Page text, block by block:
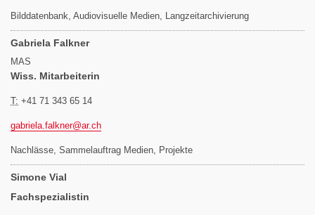
Bilddatenbank, Audiovisuelle Medien, Langzeitarchivierung
Gabriela Falkner
MAS
Wiss. Mitarbeiterin
T: +41 71 343 65 14
gabriela.falkner@ar.ch
Nachlässe, Sammelauftrag Medien, Projekte
Simone Vial
Fachspezialistin